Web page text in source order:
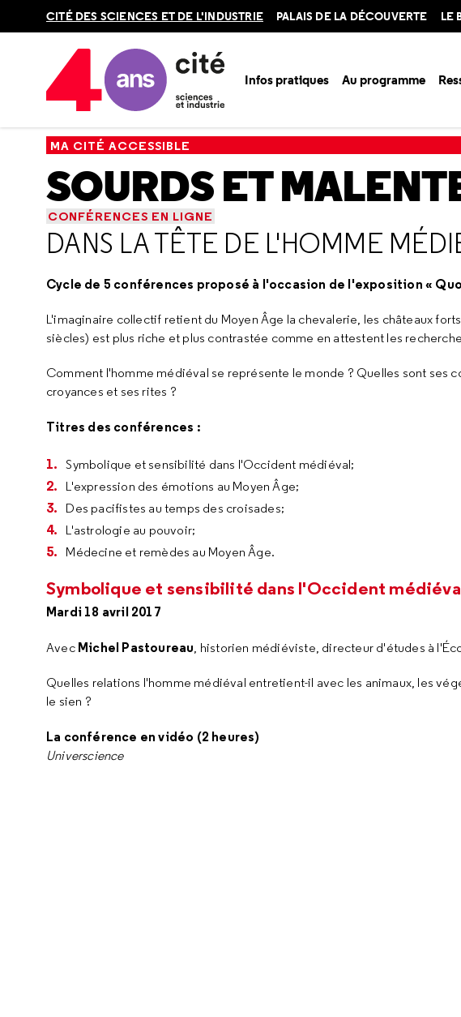
CITÉ DES SCIENCES ET DE L'INDUSTRIE PALAIS DE LA DÉCOUVERTE LE
Infos pratiques Au programme
Accueil Ma Cité accessible
MA CITÉ ACCESSIBLE
SOURDS ET
CONFÉRENCES EN LIGNE
DANS LA TÊTE DE L'HOMME
Cycle de 5 conférences proposé à l'occasion de l'exposition «
L'imaginaire collectif retient du Moyen Âge la chevalerie, les châteaux
siècles) est plus riche et plus contrastée comme en attestent les
Comment l'homme médiéval se représente le monde ? Quelles sont ses
croyances et ses rites ?
Titres des conférences :
Symbolique et sensibilité dans l'Occident médiéval;
L'expression des émotions au Moyen Âge;
Des pacifistes au temps des croisades;
L'astrologie au pouvoir;
Médecine et remèdes au Moyen Âge.
Symbolique et sensibilité dans l'Occident
Mardi 18 avril 2017
Avec Michel Pastoureau, historien médiéviste, directeur d'études à
Quelles relations l'homme médiéval entretient-il avec les animaux, les
le sien ?
La conférence en vidéo (2 heures)
Universcience